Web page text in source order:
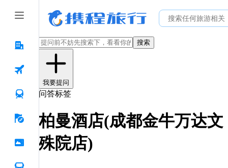
搜索
我要提问
问答标签
柏曼酒店(成都金牛万达文
殊院店)